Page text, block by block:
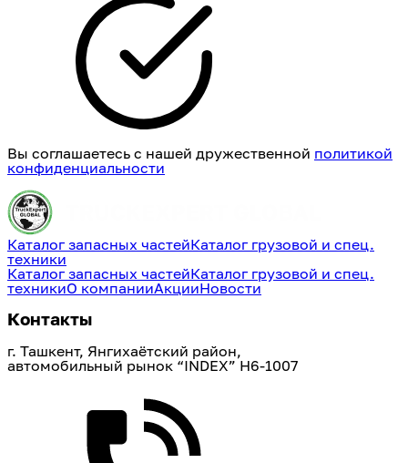
Вы соглашаетесь с нашей дружественной политикой
конфиденциальности
Каталог запасных частейКаталог грузовой и спец.
техники
Каталог запасных частейКаталог грузовой и спец.
техникиО компанииАкцииНовости
Контакты
г. Ташкент, Янгихаётский район,
автомобильный рынок “INDEX” H6-1007